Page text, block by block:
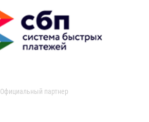
Официальный партнер